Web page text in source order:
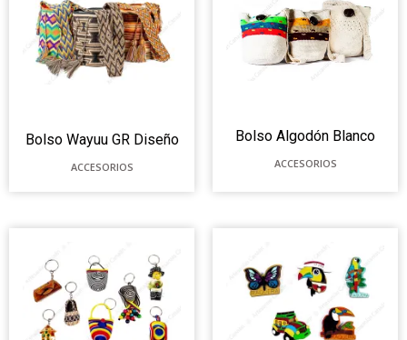
Bolso Wayuu GR Diseño
ACCESORIOS
Bolso Algodón Blanco
ACCESORIOS